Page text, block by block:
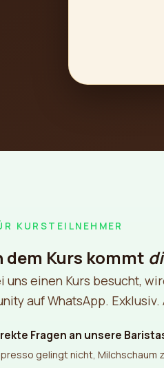
KURSTEILNEHMER
dem Kurs kommt
uns einen Kurs besucht,
auf WhatsApp.
Fragen an unsere
gelingt nicht, Milchschaum